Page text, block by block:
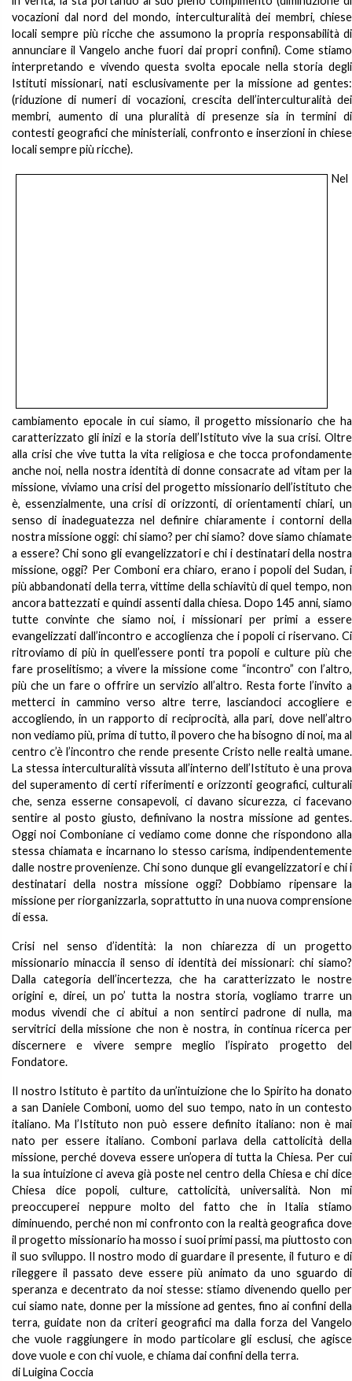
vocazioni dal nord del mondo, interculturalità dei membri, chiese
locali sempre più ricche che assumono la propria responsabilità di
annunciare il Vangelo anche fuori dai propri confini). Come stiamo
interpretando e vivendo questa svolta epocale nella storia degli
Istituti missionari, nati esclusivamente per la missione ad gentes:
(riduzione di numeri di vocazioni, crescita dell’interculturalità dei
membri, aumento di una pluralità di presenze sia in termini di
contesti geografici che ministeriali, confronto e inserzioni in chiese
locali sempre più ricche).
Nel
cambiamento epocale in cui siamo, il progetto missionario che ha
caratterizzato gli inizi e la storia dell’Istituto vive la sua crisi. Oltre
alla crisi che vive tutta la vita religiosa e che tocca profondamente
anche noi, nella nostra identità di donne consacrate ad vitam per la
missione, viviamo una crisi del progetto missionario dell’istituto che
è, essenzialmente, una crisi di orizzonti, di orientamenti chiari, un
senso di inadeguatezza nel definire chiaramente i contorni della
nostra missione oggi: chi siamo? per chi siamo? dove siamo chiamate
a essere? Chi sono gli evangelizzatori e chi i destinatari della nostra
missione, oggi? Per Comboni era chiaro, erano i popoli del Sudan, i
più abbandonati della terra, vittime della schiavitù di quel tempo, non
ancora battezzati e quindi assenti dalla chiesa. Dopo 145 anni, siamo
tutte convinte che siamo noi, i missionari per primi a essere
evangelizzati dall’incontro e accoglienza che i popoli ci riservano. Ci
ritroviamo di più in quell’essere ponti tra popoli e culture più che
fare proselitismo; a vivere la missione come “incontro” con l’altro,
più che un fare o offrire un servizio all’altro. Resta forte l’invito a
metterci in cammino verso altre terre, lasciandoci accogliere e
accogliendo, in un rapporto di reciprocità, alla pari, dove nell’altro
non vediamo più, prima di tutto, il povero che ha bisogno di noi, ma al
centro c’è l’incontro che rende presente Cristo nelle realtà umane.
La stessa interculturalità vissuta all’interno dell’Istituto è una prova
del superamento di certi riferimenti e orizzonti geografici, culturali
che, senza esserne consapevoli, ci davano sicurezza, ci facevano
sentire al posto giusto, definivano la nostra missione ad gentes.
Oggi noi Comboniane ci vediamo come donne che rispondono alla
stessa chiamata e incarnano lo stesso carisma, indipendentemente
dalle nostre provenienze. Chi sono dunque gli evangelizzatori e chi i
destinatari della nostra missione oggi? Dobbiamo ripensare la
missione per riorganizzarla, soprattutto in una nuova comprensione
di essa.
Crisi nel senso d’identità: la non chiarezza di un progetto
missionario minaccia il senso di identità dei missionari: chi siamo?
Dalla categoria dell’incertezza, che ha caratterizzato le nostre
origini e, direi, un po’ tutta la nostra storia, vogliamo trarre un
modus vivendi che ci abitui a non sentirci padrone di nulla, ma
servitrici della missione che non è nostra, in continua ricerca per
discernere e vivere sempre meglio l’ispirato progetto del
Fondatore.
Il nostro Istituto è partito da un’intuizione che lo Spirito ha donato
a san Daniele Comboni, uomo del suo tempo, nato in un contesto
italiano. Ma l’Istituto non può essere definito italiano: non è mai
nato per essere italiano. Comboni parlava della cattolicità della
missione, perché doveva essere un’opera di tutta la Chiesa. Per cui
la sua intuizione ci aveva già poste nel centro della Chiesa e chi dice
Chiesa dice popoli, culture, cattolicità, universalità. Non mi
preoccuperei neppure molto del fatto che in Italia stiamo
diminuendo, perché non mi confronto con la realtà geografica dove
il progetto missionario ha mosso i suoi primi passi, ma piuttosto con
il suo sviluppo. Il nostro modo di guardare il presente, il futuro e di
rileggere il passato deve essere più animato da uno sguardo di
speranza e decentrato da noi stesse: stiamo divenendo quello per
cui siamo nate, donne per la missione ad gentes, fino ai confini della
terra, guidate non da criteri geografici ma dalla forza del Vangelo
che vuole raggiungere in modo particolare gli esclusi, che agisce
dove vuole e con chi vuole, e chiama dai confini della terra.
di Luigina Coccia